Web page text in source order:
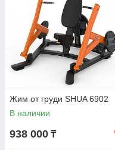
Жим от груди SHUA 6902
В наличии
938 000 ₸